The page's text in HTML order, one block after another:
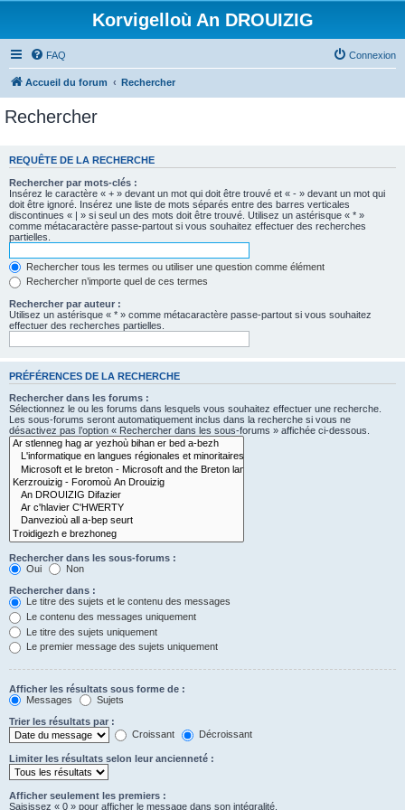
Korvigelloù An DROUIZIG
FAQ Connexion
Accueil du forum Rechercher
Rechercher
REQUÊTE DE LA RECHERCHE
Rechercher par mots-clés :
Insérez le caractère « + » devant un mot qui doit être trouvé et « - » devant un mot qui
doit être ignoré. Insérez une liste de mots séparés entre des barres verticales
discontinues « | » si seul un des mots doit être trouvé. Utilisez un astérisque « * »
comme métacaractère passe-partout si vous souhaitez effectuer des recherches
partielles.
Rechercher tous les termes ou utiliser une question comme élément
Rechercher n’importe quel de ces termes
Rechercher par auteur :
Utilisez un astérisque « * » comme métacaractère passe-partout si vous souhaitez
effectuer des recherches partielles.
PRÉFÉRENCES DE LA RECHERCHE
Rechercher dans les forums :
Sélectionnez le ou les forums dans lesquels vous souhaitez effectuer une recherche.
Les sous-forums seront automatiquement inclus dans la recherche si vous ne
désactivez pas l’option « Rechercher dans les sous-forums » affichée ci-dessous.
Rechercher dans les sous-forums :
Oui
Non
Rechercher dans :
Le titre des sujets et le contenu des messages
Le contenu des messages uniquement
Le titre des sujets uniquement
Le premier message des sujets uniquement
Afficher les résultats sous forme de :
Messages
Sujets
Trier les résultats par :
Croissant
Décroissant
Limiter les résultats selon leur ancienneté :
Afficher seulement les premiers :
Saisissez « 0 » pour afficher le message dans son intégralité.